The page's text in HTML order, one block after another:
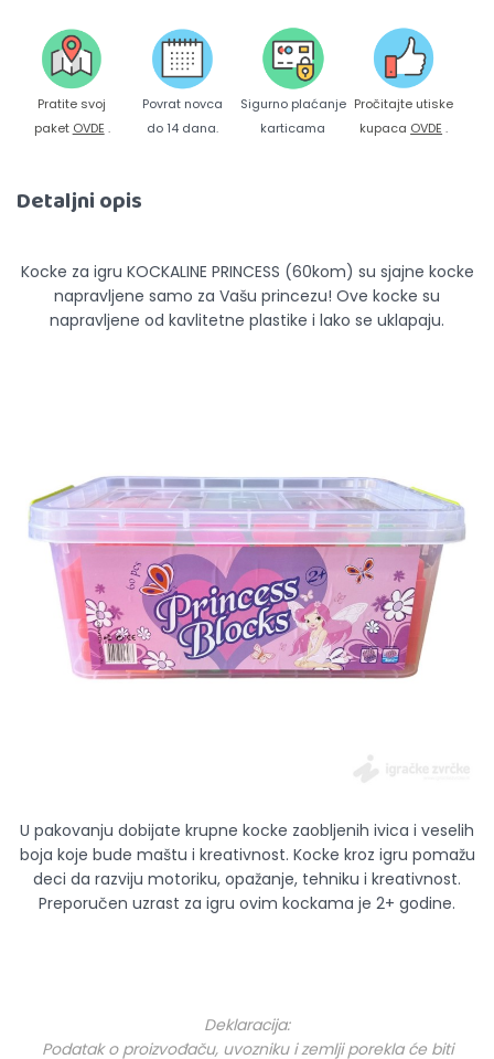
Pratite svoj
paket OVDE .
Povrat novca
do 14 dana.
Sigurno plaćanje
karticama
Pročitajte utiske
kupaca OVDE .
Detaljni opis
Kocke za igru KOCKALINE PRINCESS (60kom) su sjajne kocke
napravljene samo za Vašu princezu! Ove kocke su
napravljene od kavlitetne plastike i lako se uklapaju.
U pakovanju dobijate krupne kocke zaobljenih ivica i veselih
boja koje bude maštu i kreativnost. Kocke kroz igru pomažu
deci da razviju motoriku, opažanje, tehniku i kreativnost.
Preporučen uzrast za igru ovim kockama je 2+ godine.
Deklaracija:
Podatak o proizvođaču, uvozniku i zemlji porekla će biti